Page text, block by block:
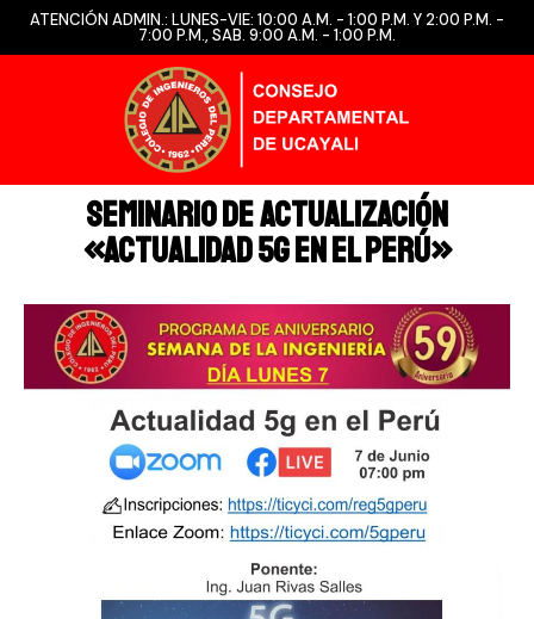
ATENCIÓN ADMIN.: LUNES-VIE: 10:00 A.M. - 1:00 P.M. Y 2:00 P.M. -
7:00 P.M., SAB. 9:00 A.M. - 1:00 P.M.
SEMINARIO DE ACTUALIZACIÓN
«ACTUALIDAD 5G EN EL PERÚ»